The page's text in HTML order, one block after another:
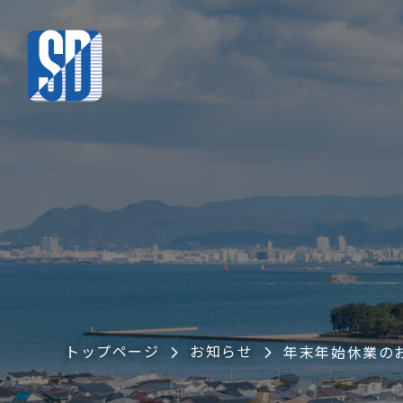
トップページ お知らせ 年末年始休業の